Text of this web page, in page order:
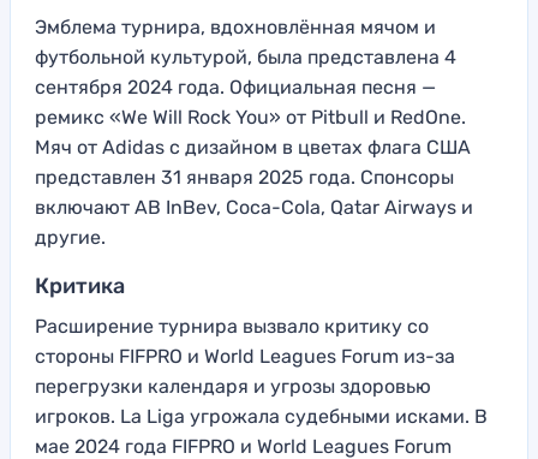
Эмблема турнира, вдохновлённая мячом и
футбольной культурой, была представлена 4
сентября 2024 года. Официальная песня —
ремикс «We Will Rock You» от Pitbull и RedOne.
Мяч от Adidas с дизайном в цветах флага США
представлен 31 января 2025 года. Спонсоры
включают AB InBev, Coca-Cola, Qatar Airways и
другие.
Критика
Расширение турнира вызвало критику со
стороны FIFPRO и World Leagues Forum из-за
перегрузки календаря и угрозы здоровью
игроков. La Liga угрожала судебными исками. В
мае 2024 года FIFPRO и World Leagues Forum